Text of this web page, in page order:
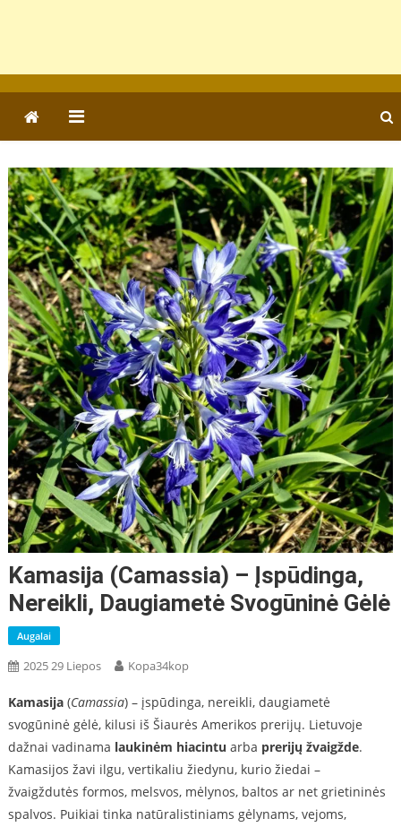
Kamasija (Camassia) – Įspūdinga,
Nereikli, Daugiametė Svogūninė Gėlė
Augalai
2025 29 Liepos Kopa34kop
Kamasija(Camassia) – įspūdinga, nereikli, daugiametė
svogūninė gėlė, kilusi iš Šiaurės Amerikos prerijų. Lietuvoje
dažnai vadinama laukinėm hiacintu arba prerijų žvaigžde.
Kamasijos žavi ilgu, vertikaliu žiedynu, kurio žiedai –
žvaigždutės formos, melsvos, mėlynos, baltos ar net grietininės
spalvos. Puikiai tinka natūralistiniams gėlynams, vejoms,